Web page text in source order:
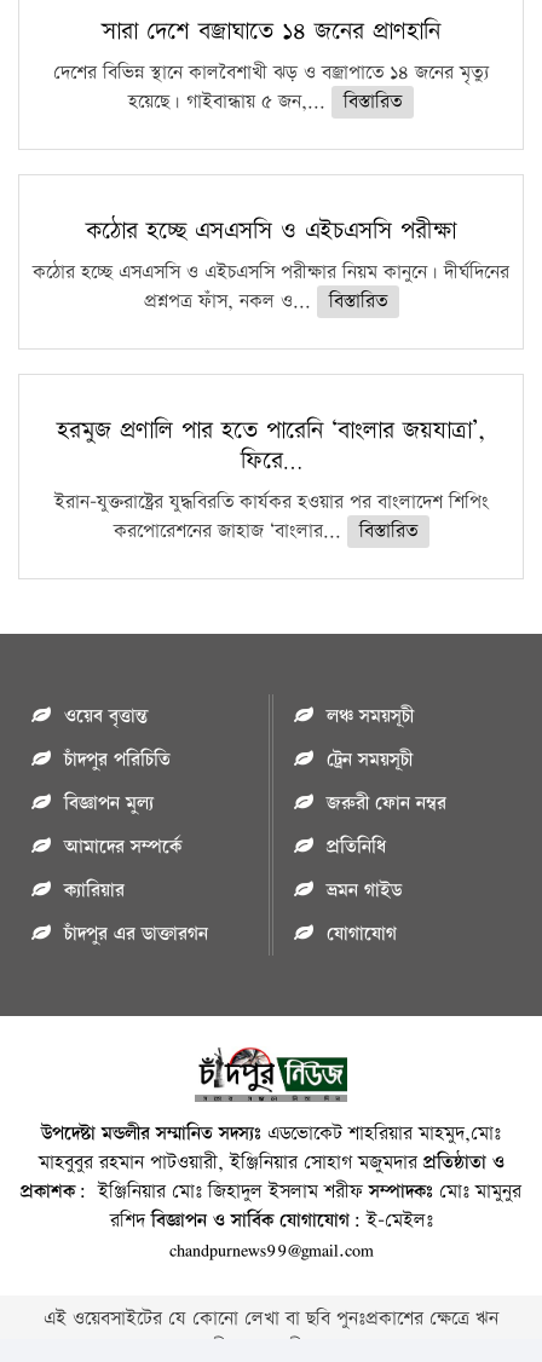
সারা দেশে বজ্রাঘাতে ১৪ জনের প্রাণহানি
দেশের বিভিন্ন স্থানে কালবৈশাখী ঝড় ও বজ্রাপাতে ১৪ জনের মৃত্যু
হয়েছে। গাইবান্ধায় ৫ জন,...
বিস্তারিত
কঠোর হচ্ছে এসএসসি ও এইচএসসি পরীক্ষা
কঠোর হচ্ছে এসএসসি ও এইচএসসি পরীক্ষার নিয়ম কানুনে। দীর্ঘদিনের
প্রশ্নপত্র ফাঁস, নকল ও...
বিস্তারিত
হরমুজ প্রণালি পার হতে পারেনি ‘বাংলার জয়যাত্রা’,
ফিরে…
ইরান-যুক্তরাষ্ট্রের যুদ্ধবিরতি কার্যকর হওয়ার পর বাংলাদেশ শিপিং
করপোরেশনের জাহাজ ‘বাংলার...
বিস্তারিত
ওয়েব বৃত্তান্ত
চাঁদপুর পরিচিতি
বিজ্ঞাপন মুল্য
আমাদের সম্পর্কে
ক্যারিয়ার
চাঁদপুর এর ডাক্তারগন
লঞ্চ সময়সূচী
ট্রেন সময়সূচী
জরুরী ফোন নম্বর
প্রতিনিধি
ভ্রমন গাইড
যোগাযোগ
উপদেষ্টা মন্ডলীর সম্মানিত সদস্যঃ এডভোকেট শাহরিয়ার মাহমুদ,মোঃ
মাহবুবুর রহমান পাটওয়ারী, ইঞ্জিনিয়ার সোহাগ মজুমদারপ্রতিষ্ঠাতা ও
প্রকাশক: ইঞ্জিনিয়ার মোঃ জিহাদুল ইসলাম শরীফসম্পাদকঃ মোঃ মামুনুর
রশিদবিজ্ঞাপন ও সার্বিক যোগাযোগ: ই-মেইলঃ
chandpurnews99@gmail.com
এই ওয়েবসাইটের যে কোনো লেখা বা ছবি পুনঃপ্রকাশের ক্ষেত্রে ঋন
স্বীকার বাঞ্চনীয় ।